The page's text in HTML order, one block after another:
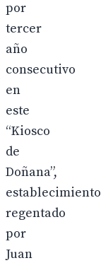
por
tercer
año
consecutivo
en
este
“Kiosco
de
Doñana”,
establecimiento
regentado
por
Juan